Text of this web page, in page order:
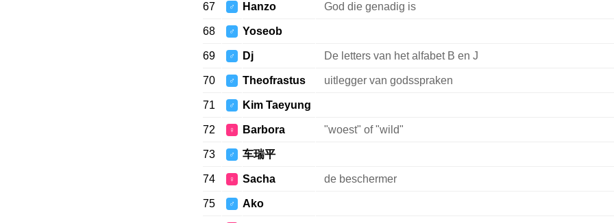
67 ♂ Hanzo God die genadig is
68 ♂ Yoseob
69 ♂ Dj De letters van het alfabet B en J
70 ♂ Theofrastus uitlegger van godsspraken
71 ♂ Kim Taeyung
72 ♀ Barbora "woest" of "wild"
73 ♂ 车瑞平
74 ♀ Sacha de beschermer
75 ♂ Ako